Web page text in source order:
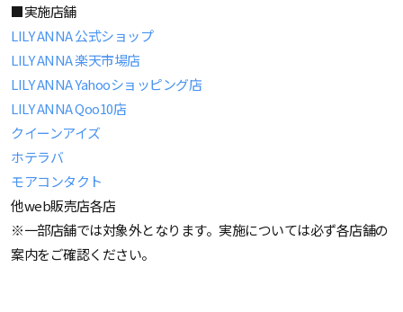
■実施店舗
LILY ANNA 公式ショップ
LILY ANNA 楽天市場店
LILY ANNA Yahooショッピング店
LILY ANNA Qoo10店
クイーンアイズ
ホテラバ
モアコンタクト
他web販売店各店
※一部店舗では対象外となります。実施については必ず各店舗の
案内をご確認ください。